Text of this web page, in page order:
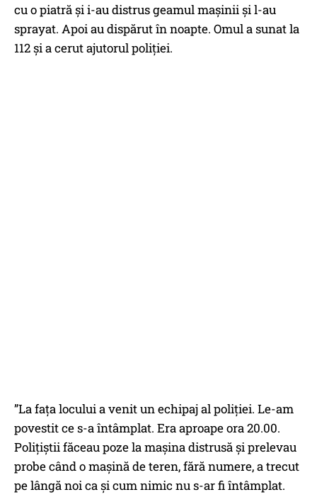
cu o piatră și i-au distrus geamul mașinii și l-au
sprayat. Apoi au dispărut în noapte. Omul a sunat la
112 și a cerut ajutorul poliției.
”La fața locului a venit un echipaj al poliției. Le-am
povestit ce s-a întâmplat. Era aproape ora 20.00.
Polițiștii făceau poze la mașina distrusă și prelevau
probe când o mașină de teren, fără numere, a trecut
pe lângă noi ca și cum nimic nu s-ar fi întâmplat.